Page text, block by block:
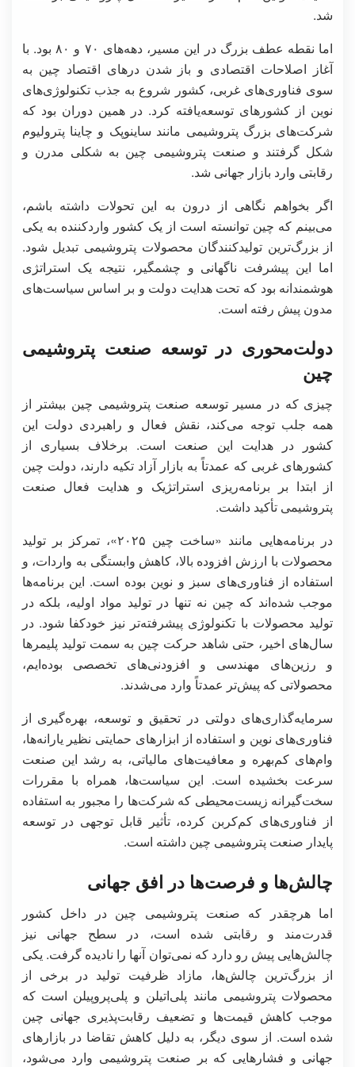
شد.
اما نقطه عطف بزرگ در این مسیر، دهه‌های ۷۰ و ۸۰ بود. با
آغاز اصلاحات اقتصادی و باز شدن درهای اقتصاد چین به
سوی فناوری‌های غربی، کشور شروع به جذب تکنولوژی‌های
نوین از کشورهای توسعه‌یافته کرد. در همین دوران بود که
شرکت‌های بزرگ پتروشیمی مانند ساینوپک و چاینا پترولیوم
شکل گرفتند و صنعت پتروشیمی چین به شکلی مدرن و
رقابتی وارد بازار جهانی شد.
اگر بخواهم نگاهی از درون به این تحولات داشته باشم،
می‌بینم که چین توانسته است از یک کشور واردکننده به یکی
از بزرگ‌ترین تولیدکنندگان محصولات پتروشیمی تبدیل شود.
اما این پیشرفت ناگهانی و چشمگیر، نتیجه یک استراتژی
هوشمندانه بود که تحت هدایت دولت و بر اساس سیاست‌های
مدون پیش رفته است.
دولت‌محوری در توسعه صنعت پتروشیمی
چین
چیزی که در مسیر توسعه صنعت پتروشیمی چین بیشتر از
همه جلب توجه می‌کند، نقش فعال و راهبردی دولت این
کشور در هدایت این صنعت است. برخلاف بسیاری از
کشورهای غربی که عمدتاً به بازار آزاد تکیه دارند، دولت چین
از ابتدا بر برنامه‌ریزی استراتژیک و هدایت فعال صنعت
پتروشیمی تأکید داشت.
در برنامه‌هایی مانند «ساخت چین ۲۰۲۵»، تمرکز بر تولید
محصولات با ارزش افزوده بالا، کاهش وابستگی به واردات، و
استفاده از فناوری‌های سبز و نوین بوده است. این برنامه‌ها
موجب شده‌اند که چین نه تنها در تولید مواد اولیه، بلکه در
تولید محصولات با تکنولوژی پیشرفته‌تر نیز خودکفا شود. در
سال‌های اخیر، حتی شاهد حرکت چین به سمت تولید پلیمرها
و رزین‌های مهندسی و افزودنی‌های تخصصی بوده‌ایم،
محصولاتی که پیش‌تر عمدتاً وارد می‌شدند.
سرمایه‌گذاری‌های دولتی در تحقیق و توسعه، بهره‌گیری از
فناوری‌های نوین و استفاده از ابزارهای حمایتی نظیر یارانه‌ها،
وام‌های کم‌بهره و معافیت‌های مالیاتی، به رشد این صنعت
سرعت بخشیده است. این سیاست‌ها، همراه با مقررات
سخت‌گیرانه زیست‌محیطی که شرکت‌ها را مجبور به استفاده
از فناوری‌های کم‌کربن کرده، تأثیر قابل توجهی در توسعه
پایدار صنعت پتروشیمی چین داشته است.
چالش‌ها و فرصت‌ها در افق جهانی
اما هرچقدر که صنعت پتروشیمی چین در داخل کشور
قدرت‌مند و رقابتی شده است، در سطح جهانی نیز
چالش‌هایی پیش رو دارد که نمی‌توان آنها را نادیده گرفت. یکی
از بزرگ‌ترین چالش‌ها، مازاد ظرفیت تولید در برخی از
محصولات پتروشیمی مانند پلی‌اتیلن و پلی‌پروپیلن است که
موجب کاهش قیمت‌ها و تضعیف رقابت‌پذیری جهانی چین
شده است. از سوی دیگر، به دلیل کاهش تقاضا در بازارهای
جهانی و فشارهایی که بر صنعت پتروشیمی وارد می‌شود،